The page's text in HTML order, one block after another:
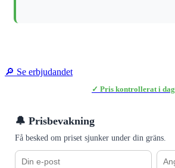
🔎 Se erbjudandet
✓ Pris kontrollerat i dag
🔔 Prisbevakning
Få besked om priset sjunker under din gräns.